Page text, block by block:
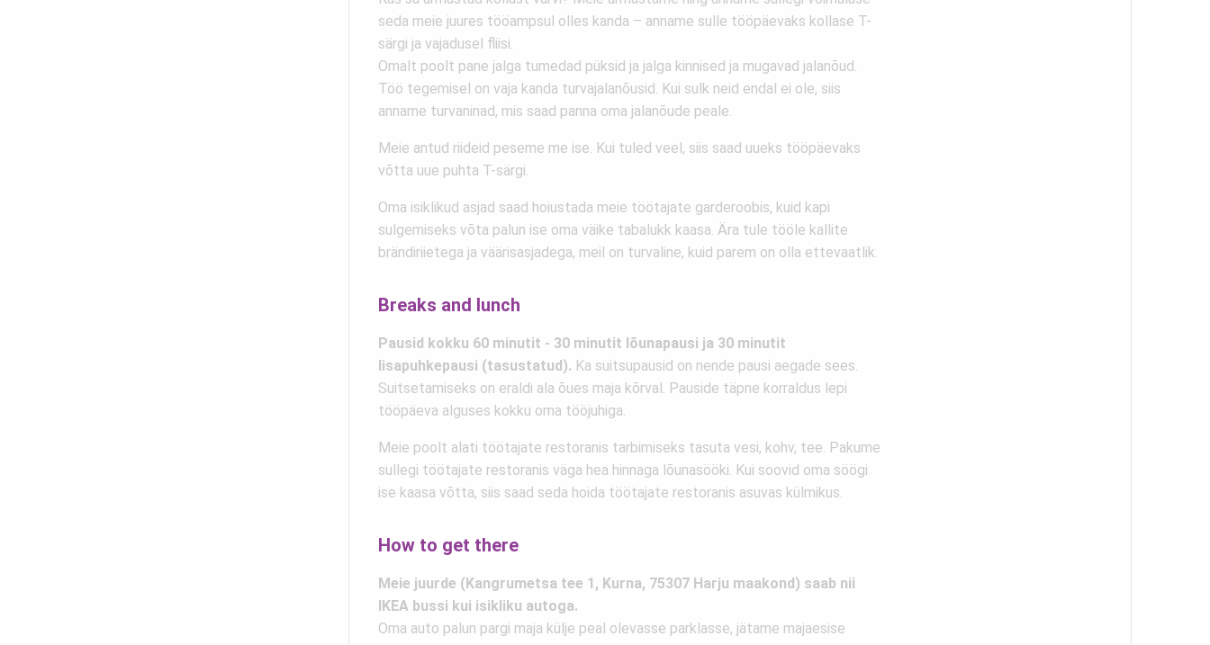
seda meie juures tööampsul olles kanda – anname sulle tööpäevaks kollase T-
särgi ja vajadusel fliisi.
Omalt poolt pane jalga tumedad püksid ja jalga kinnised ja mugavad jalanõud.
Töö tegemisel on vaja kanda turvajalanõusid. Kui sulk neid endal ei ole, siis
anname turvaninad, mis saad panna oma jalanõude peale.
Meie antud riideid peseme me ise. Kui tuled veel, siis saad uueks tööpäevaks
võtta uue puhta T-särgi.
Oma isiklikud asjad saad hoiustada meie töötajate garderoobis, kuid kapi
sulgemiseks võta palun ise oma väike tabalukk kaasa. Ära tule tööle kallite
brändiriietega ja väärisasjadega, meil on turvaline, kuid parem on olla ettevaatlik.
Breaks and lunch
Pausid kokku 60 minutit - 30 minutit lõunapausi ja 30 minutit
lisapuhkepausi (tasustatud). Ka suitsupausid on nende pausi aegade sees.
Suitsetamiseks on eraldi ala õues maja kõrval. Pauside täpne korraldus lepi
tööpäeva alguses kokku oma tööjuhiga.
Meie poolt alati töötajate restoranis tarbimiseks tasuta vesi, kohv, tee. Pakume
sullegi töötajate restoranis väga hea hinnaga lõunasööki. Kui soovid oma söögi
ise kaasa võtta, siis saad seda hoida töötajate restoranis asuvas külmikus.
How to get there
Meie juurde (Kangrumetsa tee 1, Kurna, 75307 Harju maakond) saab nii
IKEA bussi kui isikliku autoga.
Oma auto palun pargi maja külje peal olevasse parklasse, jätame majaesise